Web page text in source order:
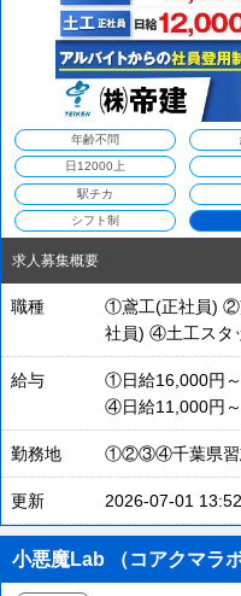
年齢不問
日12000上
駅チカ
シフト制
求人募集概要
職種
①鳶工(正社員) ②
社員) ④土工スタ
給与
①日給16,000円
④日給11,000円～
勤務地 ①②③④千葉県習
更新 2026-07-01
小悪魔Lab （コアクマラボ